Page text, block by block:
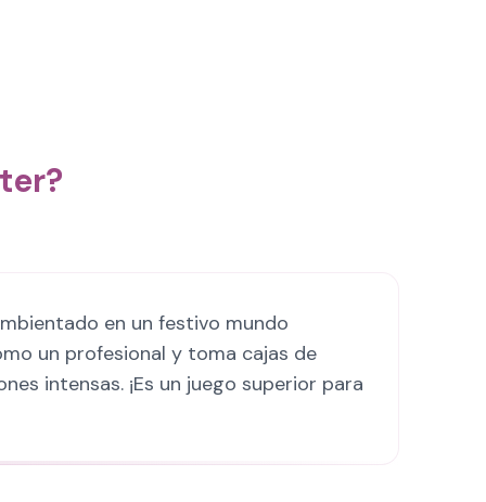
en un festivo mundo
un profesional y toma cajas de
intensas. ¡Es un juego superior para